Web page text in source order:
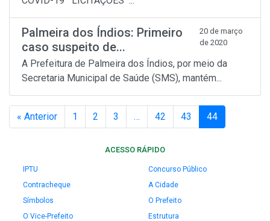
Palmeira dos Índios: Primeiro
caso suspeito de...
20 de março
de 2020
A Prefeitura de Palmeira dos Índios, por meio da
Secretaria Municipal de Saúde (SMS), mantém...
« Anterior 1 2 3 … 42 43 44
ACESSO RÁPIDO
IPTU
Concurso Público
Contracheque
A Cidade
Símbolos
O Prefeito
O Vice-Prefeito
Estrutura